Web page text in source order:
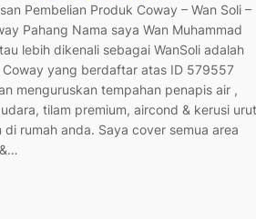
Pembelian Produk Coway – Wan Soli –
Pahang Nama saya Wan Muhammad
lebih dikenali sebagai WanSoli adalah
Coway yang berdaftar atas ID 579557
menguruskan tempahan penapis air ,
tilam premium, aircond & kerusi urut
di rumah anda. Saya cover semua area